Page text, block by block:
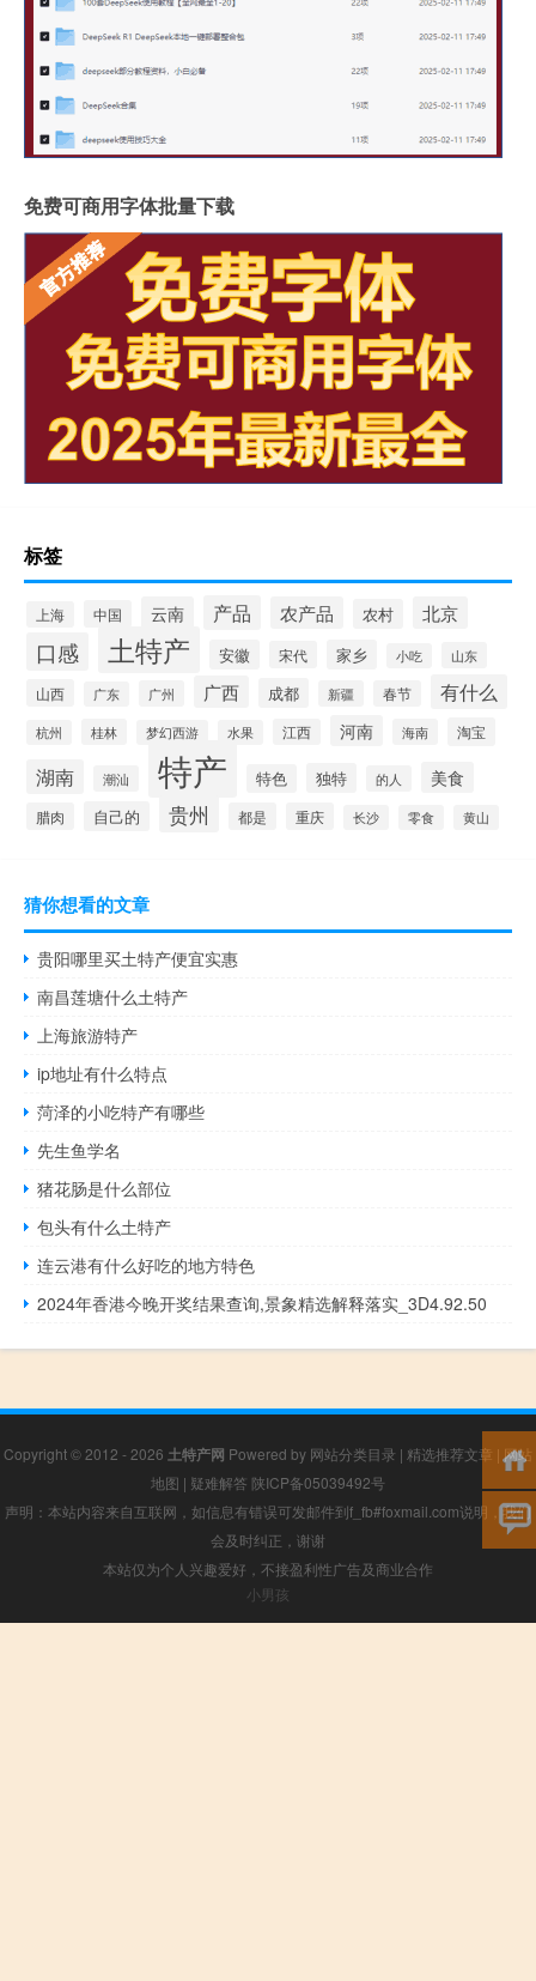
免费可商用字体批量下载
标签
上海 中国 云南 产品 农产品 农村 北京
口感 土特产 安徽 宋代 家乡 小吃 山东
山西 广东 广州 广西 成都 新疆 春节 有什么
杭州 桂林 梦幻西游 水果 江西 河南 海南 淘宝
湖南 潮汕 特产 特色 独特 的人 美食
腊肉 自己的 贵州 都是 重庆 长沙 零食 黄山
猜你想看的文章
贵阳哪里买土特产便宜实惠
南昌莲塘什么土特产
上海旅游特产
ip地址有什么特点
菏泽的小吃特产有哪些
先生鱼学名
猪花肠是什么部位
包头有什么土特产
连云港有什么好吃的地方特色
2024年香港今晚开奖结果查询,景象精选解释落实_3D4.92.50
Copyright © 2012 - 2026 土特产网 Powered by 网站分类目录 | 精选推荐文章 |网站
地图 | 疑难解答 陕ICP备05039492号
声明：本站内容来自互联网，如信息有错误可发邮件到f_fb#foxmail.com说明，我们
会及时纠正，谢谢
本站仅为个人兴趣爱好，不接盈利性广告及商业合作
小男孩